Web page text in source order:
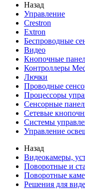
Назад
Управление
Crestron
Extron
Беспроводные
Видео
Кнопочные
Контроллеры
Лючки
Проводные
Процессоры
Сенсорные
Сетевые
Системы
Управление
Назад
Видеокамеры,
Поворотные и
Поворотные
Решения для